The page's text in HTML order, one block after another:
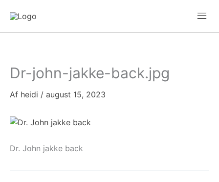
indholdet
Dr-john-jakke-back.jpg
Af heidi / august 15, 2023
Dr. John jakke back